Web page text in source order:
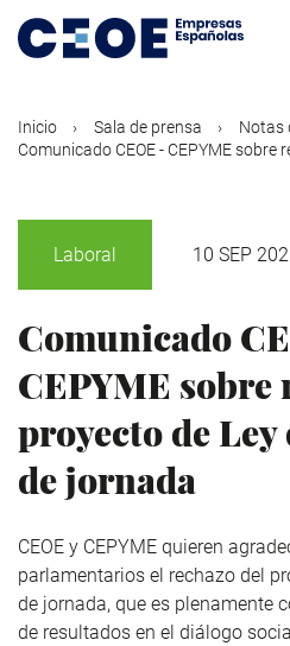
contenido
Inicio Sala de prensa
Notas
Comunicado CEOE - CEPYME sobre
Laboral 10 SEP
Comunicado
CEPYME sobre
proyecto de
de jornada
CEOE y CEPYME quieren
parlamentarios el rechazo del
de jornada, que es plenamente
de resultados en el diálogo